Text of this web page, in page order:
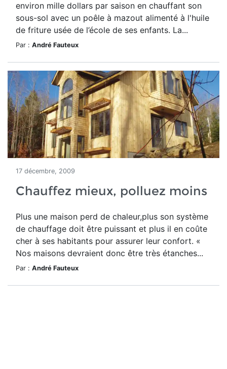
environ mille dollars par saison en chauffant son
sous-sol avec un poêle à mazout alimenté à l'huile
de friture usée de l’école de ses enfants. La...
Par : André Fauteux
17 décembre, 2009
Chauffez mieux, polluez moins
Plus une maison perd de chaleur,plus son système
de chauffage doit être puissant et plus il en coûte
cher à ses habitants pour assurer leur confort. «
Nos maisons devraient donc être très étanches...
Par : André Fauteux